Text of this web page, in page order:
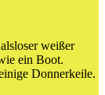
weißer
ein Boot.
Donnerkeile.